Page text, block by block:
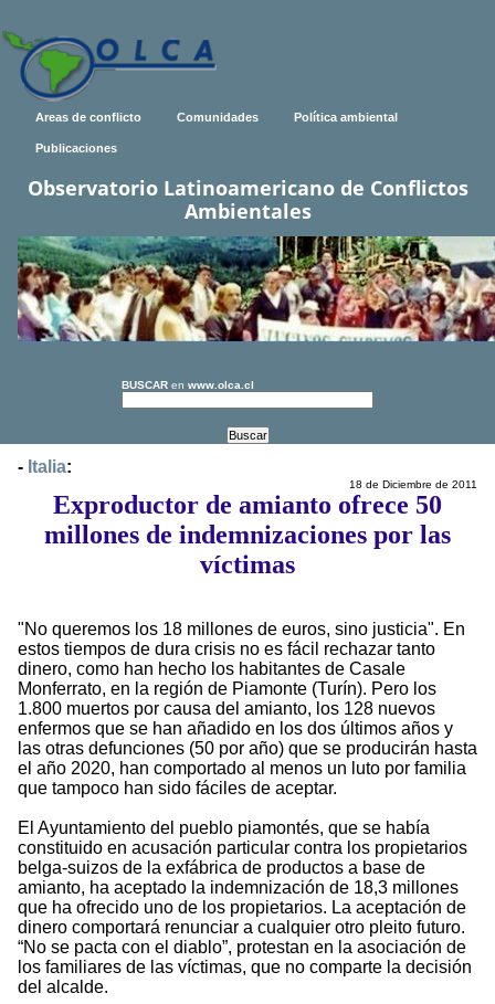
Areas de conflicto Comunidades Política ambiental
Publicaciones
Observatorio Latinoamericano de Conflictos
Ambientales
BUSCAR en www.olca.cl
- Italia:
18 de Diciembre de 2011
Exproductor de amianto ofrece 50
millones de indemnizaciones por las
víctimas
"No queremos los 18 millones de euros, sino justicia". En
estos tiempos de dura crisis no es fácil rechazar tanto
dinero, como han hecho los habitantes de Casale
Monferrato, en la región de Piamonte (Turín). Pero los
1.800 muertos por causa del amianto, los 128 nuevos
enfermos que se han añadido en los dos últimos años y
las otras defunciones (50 por año) que se producirán hasta
el año 2020, han comportado al menos un luto por familia
que tampoco han sido fáciles de aceptar.
El Ayuntamiento del pueblo piamontés, que se había
constituido en acusación particular contra los propietarios
belga-suizos de la exfábrica de productos a base de
amianto, ha aceptado la indemnización de 18,3 millones
que ha ofrecido uno de los propietarios. La aceptación de
dinero comportará renunciar a cualquier otro pleito futuro.
“No se pacta con el diablo”, protestan en la asociación de
los familiares de las víctimas, que no comparte la decisión
del alcalde.